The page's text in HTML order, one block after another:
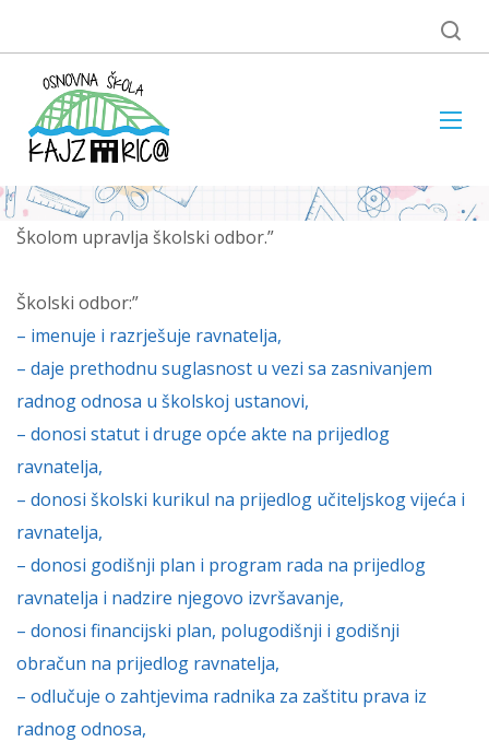
Školom upravlja školski odbor.”
Školski odbor:”
– imenuje i razrješuje ravnatelja,
– daje prethodnu suglasnost u vezi sa zasnivanjem
radnog odnosa u školskoj ustanovi,
– donosi statut i druge opće akte na prijedlog
ravnatelja,
– donosi školski kurikul na prijedlog učiteljskog vijeća i
ravnatelja,
– donosi godišnji plan i program rada na prijedlog
ravnatelja i nadzire njegovo izvršavanje,
– donosi financijski plan, polugodišnji i godišnji
obračun na prijedlog ravnatelja,
– odlučuje o zahtjevima radnika za zaštitu prava iz
radnog odnosa,